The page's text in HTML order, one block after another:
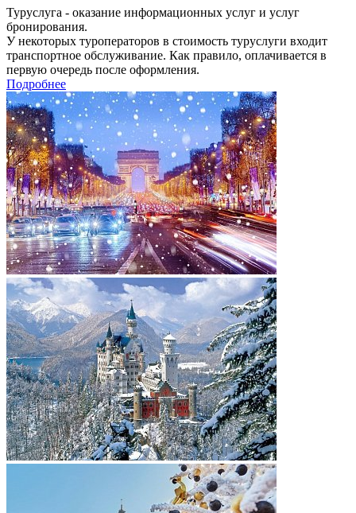
Туруслуга - оказание информационных услуг и услуг
бронирования.
У некоторых туроператоров в стоимость туруслуги входит
транспортное обслуживание. Как правило, оплачивается в
первую очередь после оформления.
Подробнее